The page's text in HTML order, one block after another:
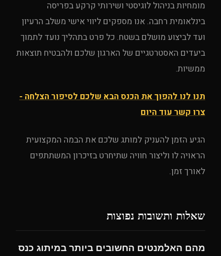
מומחיות בניהול לוגיסטי ושירותי קרקע בפריסה
בינלאומית רחבה. אנו מספקים ליווי אישי משלב הרעיון
ועד לביצוע מושלם בשטח. כל פרט בתהליך נועד לתמוך
ביעדים האסטרטגיים של הארגון שלכם ולהבטיח תוצאות
ממשיות.
תנו לנו להפוך את הכנס הבא שלכם לסיפור הצלחה -
צרו קשר עוד היום
הגיע הזמן להעניק למותג שלכם את הבמה המקצועית
הראויה לו וליצור חוויה שתיחרט בזיכרון המשתתפים
לאורך זמן.
שאלות ותשובות נפוצות
מהם האלמנטים החשובים ביותר במיתוג כנס